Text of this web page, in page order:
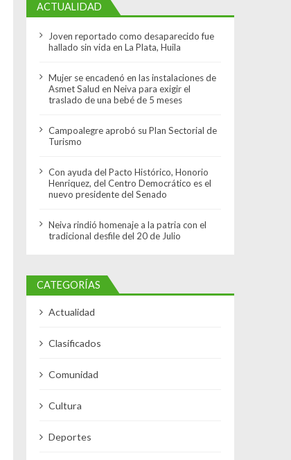
ACTUALIDAD
Joven reportado como desaparecido fue
hallado sin vida en La Plata, Huila
Mujer se encadenó en las instalaciones de
Asmet Salud en Neiva para exigir el
traslado de una bebé de 5 meses
Campoalegre aprobó su Plan Sectorial de
Turismo
Con ayuda del Pacto Histórico, Honorio
Henriquez, del Centro Democrático es el
nuevo presidente del Senado
Neiva rindió homenaje a la patria con el
tradicional desfile del 20 de Julio
CATEGORÍAS
Actualidad
Clasificados
Comunidad
Cultura
Deportes